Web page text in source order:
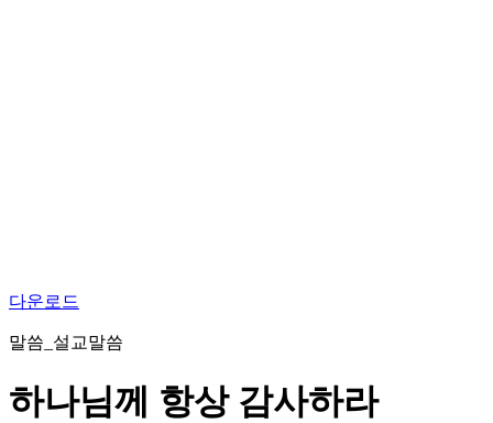
다운로드
말씀_설교말씀
하나님께 항상 감사하라